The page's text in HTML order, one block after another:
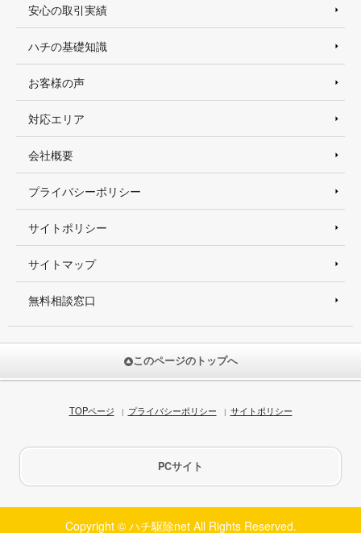
安心の取引実績
ハチの基礎知識
お客様の声
対応エリア
会社概要
プライバシーポリシー
サイトポリシー
サイトマップ
無料相談窓口
このページのトップへ
TOPページ プライバシーポリシー サイトポリシー
PCサイト
Copyright © ハチ駆除net All Rights Reserved.